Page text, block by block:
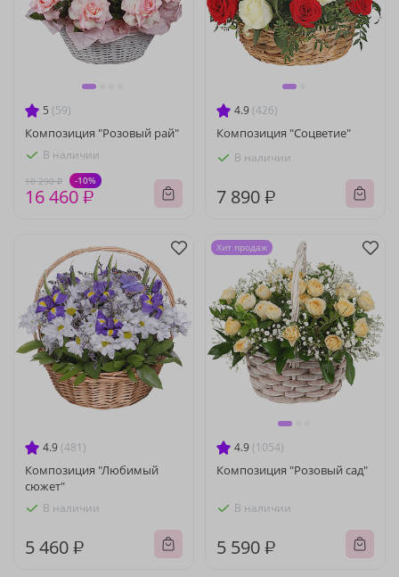
5 (59)
Композиция "Розовый рай"
В наличии
18 290 ₽ -10%
16 460 ₽
4.9 (426)
Композиция "Соцветие"
В наличии
7 890 ₽
4.9 (481)
Композиция "Любимый
сюжет"
В наличии
5 460 ₽
4.9 (1054)
Композиция "Розовый сад"
В наличии
5 590 ₽
Хит продаж